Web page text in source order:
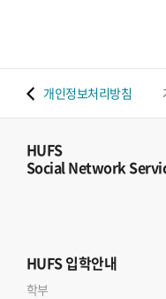
개인정보처리방침
HUFS
Social Network
HUFS입학안내
학부